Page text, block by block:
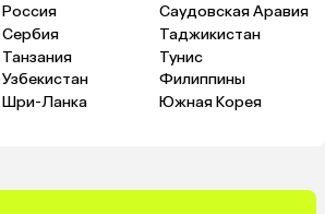
Россия
Саудовская Аравия
Сербия
Таджикистан
Танзания
Тунис
Узбекистан
Филиппины
Шри-Ланка
Южная Корея